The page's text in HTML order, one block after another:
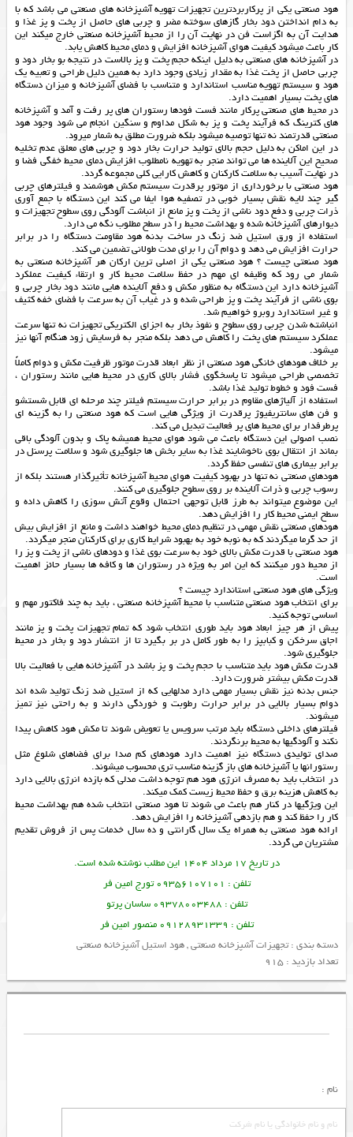
هود صنعتی یکی از پرکاربردترین تجهیزات تهویه آشپزخانه های صنعتی می باشد که با
به دام انداختن دود بخار گازهای سوخته مضر و چربی های حاصل از پخت و پز غذا و
هدایت آن به اگزاست فن در نهایت آن را از محیط آشپزخانه صنعتی خارج میکند این
کار باعث میشود کیفیت هوای آشپزخانه افزایش و دمای محیط کاهش یابد.
در آشپزخانه های صنعتی به دلیل اینکه حجم پخت و پز بالاست در نتیجه بو بخار دود و
چربی حاصل از پخت غذا به مقدار زیادی وجود دارد به همین دلیل طراحی و تعبیه یک
هود و سیستم تهویه مناسب استاندارد و متناسب با فضای آشپزخانه و میزان دستگاه
های پخت بسیار اهمیت دارد.
در محیط های صنعتی پرکار مانند فست فودها رستوران های پر رفت و آمد و آشپزخانه
های کترینگ که فرآیند پخت و پز به شکل مداوم و سنگین انجام می شود وجود هود
صنعتی قدرتمند نه تنها توصیه میشود بلکه ضرورت مطلق به شمار میرود.
در این اماکن به دلیل حجم بالای تولید حرارت بخار دود و چربی های معلق عدم تخلیه
صحیح این آلاینده ها می تواند منجر به تهویه نامطلوب افزایش دمای محیط خفگی فضا و
در نهایت آسیب به سلامت کارکنان و کاهش کارایی کلی مجموعه گردد.
هود صنعتی با برخورداری از موتور پرقدرت سیستم مکش هوشمند و فیلترهای چربی
گیر چند لایه نقش بسیار خوبی در تصفیه هوا ایفا می کند این دستگاه با جمع آوری
ذرات چربی و دفع دود ناشی از پخت و پز مانع از انباشت آلودگی روی سطوح تجهیزات و
دیوارهای آشپزخانه شده و بهداشت محیط را در سطح مطلوب نگه می دارد.
استفاده از ورق استیل ضد زنگ در ساخت بدنه هود مقاومت دستگاه را در برابر
حرارت افزایش می دهد و دوام آن را برای مدت طولانی تضمین می کند.
هود صنعتی چیست ؟ هود صنعتی یکی از اصلی ترین ارکان هر آشپزخانه صنعتی به
شمار می رود که وظیفه ای مهم در حفظ سلامت محیط کار و ارتقاء کیفیت عملکرد
آشپزخانه دارد این دستگاه به منظور مکش و دفع آلاینده هایی مانند دود بخار چربی و
بوی ناشی از فرآیند پخت و پز طراحی شده و در غیاب آن به سرعت با فضای خفه کثیف
و غیر استاندارد روبرو خواهیم شد.
انباشته شدن چربی روی سطوح و نفوذ بخار به اجزای الکتریکی تجهیزات نه تنها سرعت
عملکرد سیستم های پخت را کاهش می دهد بلکه منجر به فرسایش زود هنگام آنها نیز
میشود.
بر خلاف هودهای خانگی هود صنعتی از نظر ابعاد قدرت موتور ظرفیت مکش و دوام کاملاً
تخصصی طراحی میشود تا پاسخگوی فشار بالای کاری در محیط هایی مانند رستوران ،
فست فود و خطوط تولید غذا باشد.
استفاده از آلیاژهای مقاوم در برابر حرارت سیستم فیلتر چند مرحله ای قابل شستشو
و فن های سانتریفیوژ پرقدرت از ویژگی هایی است که هود صنعتی را به گزینه ای
پرطرفدار برای محیط های پر فعالیت تبدیل می کند.
نصب اصولی این دستگاه باعث می شود هوای محیط همیشه پاک و بدون آلودگی باقی
بماند از انتقال بوی ناخوشایند غذا به سایر بخش ها جلوگیری شود و سلامت پرسنل در
برابر بیماری های تنفسی حفظ گردد.
هودهای صنعتی نه تنها در بهبود کیفیت هوای محیط آشپزخانه تأثیرگذار هستند بلکه از
رسوب چربی و ذرات آلاینده بر روی سطوح جلوگیری می کنند.
این موضوع میتواند به طرز قابل توجهی احتمال وقوع آتش سوزی را کاهش داده و
سطح ایمنی محیط کار را افزایش دهد.
هودهای صنعتی نقش مهمی در تنظیم دمای محیط خواهند داشت و مانع از افزایش بیش
از حد گرما میگردند که به نوبه خود به بهبود شرایط کاری برای کارکنان منجر میگردد.
هود صنعتی با قدرت مکش بالای خود به سرعت بوی غذا و دودهای ناشی از پخت و پز را
از محیط دور میکنند که این امر به ویژه در رستوران ها و کافه ها بسیار حائز اهمیت
است.
ویژگی های هود صنعتی استاندارد چیست ؟
برای انتخاب هود صنعتی متناسب با محیط آشپزخانه صنعتی ، باید به چند فاکتور مهم و
اساسی توجه کنید.
پیش از هر چیز ابعاد هود باید طوری انتخاب شود که تمام تجهیزات پخت و پز مانند
اجاق سرخکن و کبابپز را به طور کامل در بر بگیرد تا از انتشار دود و بخار در محیط
جلوگیری شود.
قدرت مکش هود باید متناسب با حجم پخت و پز باشد در آشپزخانه هایی با فعالیت بالا
قدرت مکش بیشتر ضرورت دارد.
جنس بدنه نیز نقش بسیار مهمی دارد مدلهایی که از استیل ضد زنگ تولید شده اند
دوام بسیار بالایی در برابر حرارت رطوبت و خوردگی دارند و به راحتی نیز تمیز
میشوند.
فیلترهای داخلی دستگاه باید مرتب سرویس یا تعویض شوند تا مکش هود کاهش پیدا
نکند و آلودگیها به محیط برنگردند.
صدای تولیدی دستگاه نیز اهمیت دارد هودهای کم صدا برای فضاهای شلوغ مثل
رستورانها یا آشپزخانه های باز گزینه مناسب تری محسوب میشوند.
در انتخاب باید به مصرف انرژی هود هم توجه داشت مدلی که بازده انرژی بالایی دارد
به کاهش هزینه برق و حفظ محیط زیست کمک میکند.
این ویژگیها در کنار هم باعث می شوند تا هود صنعتی انتخاب شده هم بهداشت محیط
کار را حفظ کند و هم بازدهی آشپزخانه را افزایش دهد.
ارائههود صنعتیبه همراه یک سال گارانتی و ده سال خدمات پس از فروش تقدیم
مشتریان می گردد.
در تاریخ 17 مرداد 1404 این مطلب نوشته شده است.
تلفن : 09356107101 تورج امین فر
تلفن : 09378003488 ساسان پرتو
تلفن : 09128931339 منصور امین فر
دسته بندی :تجهیزات آشپزخانه صنعتی,هود استیل آشپزخانه صنعتی
تعداد بازدید : 915
نام :